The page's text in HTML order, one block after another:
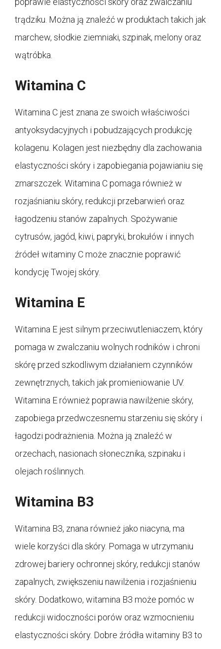
trądziku. Można ją znaleźć w produktach takich jak
marchew, słodkie ziemniaki, szpinak, melony oraz
wątróbka.
Witamina C
Witamina C jest znana ze swoich właściwości
antyoksydacyjnych i pobudzających produkcję
kolagenu. Kolagen jest niezbędny dla zachowania
elastyczności skóry i zapobiegania pojawianiu się
zmarszczek. Witamina C pomaga również w
rozjaśnianiu skóry, redukcji przebarwień oraz
łagodzeniu stanów zapalnych. Spożywanie
cytrusów, jagód, kiwi, papryki, brokułów i innych
źródeł witaminy C może znacznie poprawić
kondycję Twojej skóry.
Witamina E
Witamina E jest silnym przeciwutleniaczem, który
pomaga w zwalczaniu wolnych rodników i chroni
skórę przed szkodliwym działaniem czynników
zewnętrznych, takich jak promieniowanie UV.
Witamina E również poprawia nawilżenie skóry,
zapobiega przedwczesnemu starzeniu się skóry i
łagodzi podrażnienia. Można ją znaleźć w
orzechach, nasionach słonecznika, szpinaku i
olejach roślinnych.
Witamina B3
Witamina B3, znana również jako niacyna, ma
wiele korzyści dla skóry. Pomaga w utrzymaniu
zdrowej bariery ochronnej skóry, redukcji stanów
zapalnych, zwiększeniu nawilżenia i rozjaśnieniu
skóry. Dodatkowo, witamina B3 może pomóc w
redukcji widoczności porów oraz wzmocnieniu
elastyczności skóry. Dobre źródła witaminy B3 to